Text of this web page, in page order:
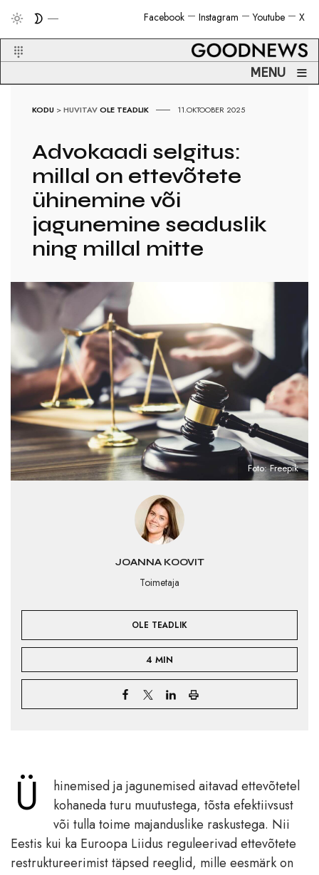
X
Youtube
Instagram
Facebook
MENU ≡
KODU >HUVITAVOLE TEADLIK 11.OKTOOBER 2025
Advokaadi selgitus:
millal on ettevõtete
ühinemine või
jagunemine seaduslik
ning millal mitte
JOANNA KOOVIT
Toimetaja
OLE TEADLIK
4 MIN
Foto: Freepik
Ü
hinemised ja jagunemised aitavad ettevõtetel
kohaneda turu muutustega, tõsta efektiivsust
või tulla toime majanduslike raskustega. Nii
Eestis kui ka Euroopa Liidus reguleerivad ettevõtete
restruktureerimist täpsed reeglid, mille eesmärk on